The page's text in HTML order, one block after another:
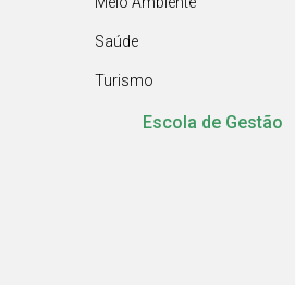
Saúde
Turismo
Escola de Gestão